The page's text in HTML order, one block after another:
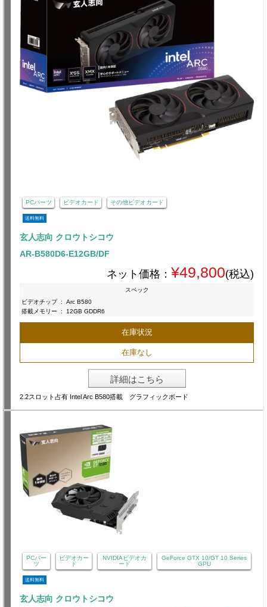
PCパーツ ビデオカード その他ビデオカード
送料無料
玄人志向 クロウトシコウ
AR-B580D6-E12GB/DF
ネット価格： ¥49,800(税込)
スペック
ビデオチップ :
Arc B580
搭載メモリー
: 12GB GDDR6
在庫状況
在庫なし
詳細はこちら
2.2スロット占有 Intel Arc B580搭載 グラフィックボード
PCパー
ツ
ビデオカー
ド
NVIDIAビデオカ
ード
GeForce GTX 10/GT 10 Series
GPU
送料無料
玄人志向 クロウトシコウ